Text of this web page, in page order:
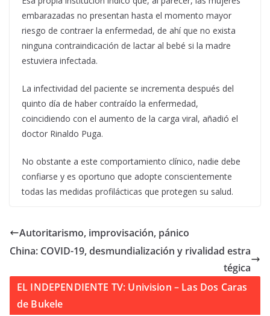
embarazadas no presentan hasta el momento mayor
riesgo de contraer la enfermedad, de ahí que no exista
ninguna contraindicación de lactar al bebé si la madre
estuviera infectada.
La infectividad del paciente se incrementa después del
quinto día de haber contraído la enfermedad,
coincidiendo con el aumento de la carga viral, añadió el
doctor Rinaldo Puga.
No obstante a este comportamiento clínico, nadie debe
confiarse y es oportuno que adopte conscientemente
todas las medidas profilácticas que protegen su salud.
Autoritarismo, improvisación, pánico
China: COVID-19, desmundialización y rivalidad estra
tégica
EL INDEPENDIENTE TV: Univision – Las Dos Caras
de Bukele